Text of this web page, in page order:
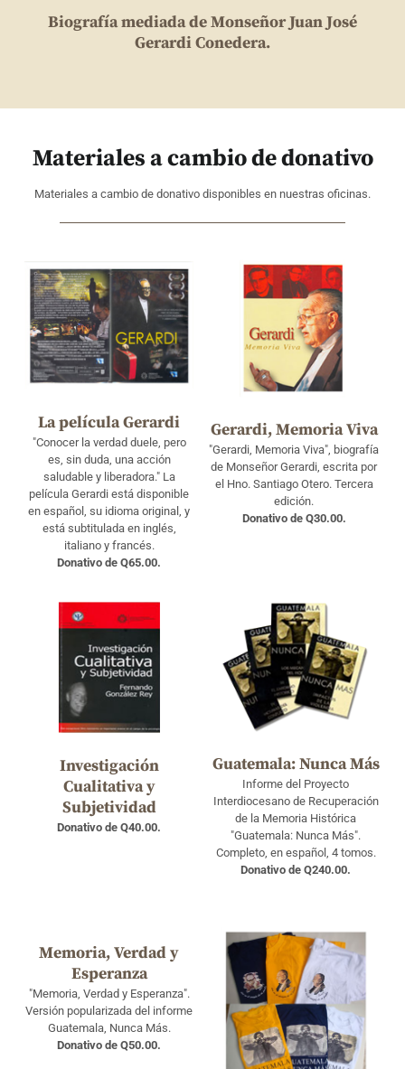
Biografía mediada de Monseñor Juan José
Gerardi Conedera.
Materiales a cambio de donativo
Materiales a cambio de donativo disponibles en nuestras oficinas.
La película Gerardi
"Conocer la verdad duele, pero
es, sin duda, una acción
saludable y liberadora." La
película Gerardi está disponible
en español, su idioma original, y
está subtitulada en inglés,
italiano y francés.
Donativo de Q65.00.
Gerardi, Memoria Viva
"Gerardi, Memoria Viva", biografía
de Monseñor Gerardi, escrita por
el Hno. Santiago Otero. Tercera
edición.
Donativo de Q30.00.
Investigación
Cualitativa y
Subjetividad
Donativo de Q40.00.
Guatemala: Nunca Más
Informe del Proyecto
Interdiocesano de Recuperación
de la Memoria Histórica
"Guatemala: Nunca Más".
Completo, en español, 4 tomos.
Donativo de Q240.00.
Memoria, Verdad y
Esperanza
"Memoria, Verdad y Esperanza".
Versión popularizada del informe
Guatemala, Nunca Más.
Donativo de Q50.00.